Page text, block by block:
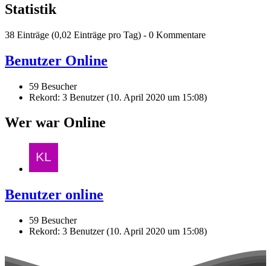
Statistik
38 Einträge (0,02 Einträge pro Tag) - 0 Kommentare
Benutzer Online
59 Besucher
Rekord: 3 Benutzer (10. April 2020 um 15:08)
Wer war Online
Benutzer online
59 Besucher
Rekord: 3 Benutzer (10. April 2020 um 15:08)